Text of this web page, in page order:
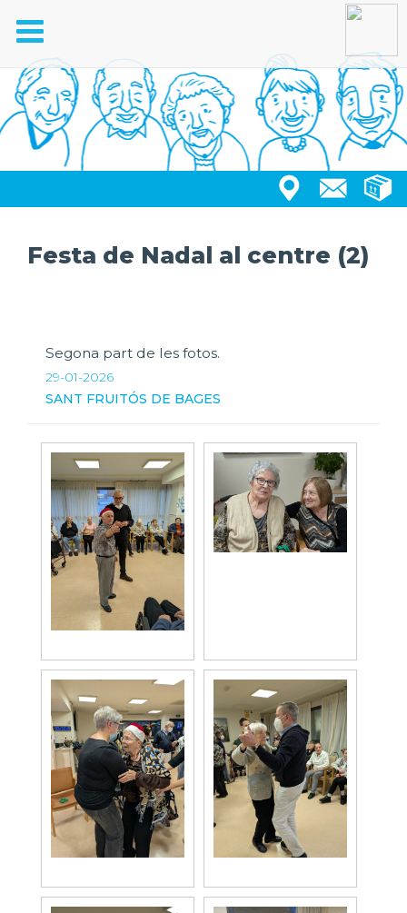
Toggle
navigation
Festa de Nadal al centre (2)
Segona part de les fotos.
29-01-2026
SANT FRUITÓS DE BAGES